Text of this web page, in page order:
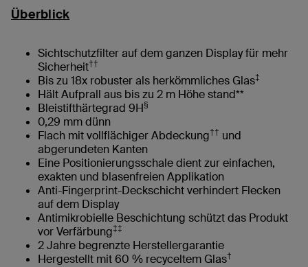
Überblick
Sichtschutzfilter auf dem ganzen Display für mehr
Sicherheit††
Bis zu 18x robuster als herkömmliches Glas‡
Hält Aufprall aus bis zu 2 m Höhe stand**
Bleistifthärtegrad 9H§
0,29 mm dünn
Flach mit vollflächiger Abdeckung†† und
abgerundeten Kanten
Eine Positionierungsschale dient zur einfachen,
exakten und blasenfreien Applikation
Anti-Fingerprint-Deckschicht verhindert Flecken
auf dem Display
Antimikrobielle Beschichtung schützt das Produkt
vor Verfärbung‡‡
2 Jahre begrenzte Herstellergarantie
Hergestellt mit 60 % recyceltem Glas†